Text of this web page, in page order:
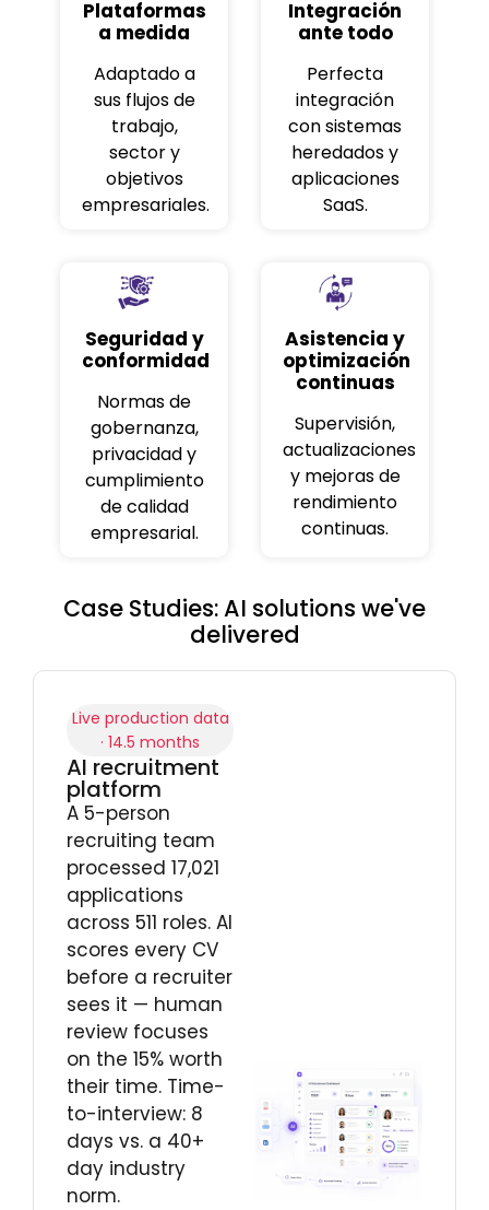
Plataformas
a medida
Adaptado a
sus flujos de
trabajo,
sector y
objetivos
empresariales.
Integración
ante todo
Perfecta
integración
con sistemas
heredados y
aplicaciones
SaaS.
Seguridad y
conformidad
Normas de
gobernanza,
privacidad y
cumplimiento
de calidad
empresarial.
Asistencia y
optimización
continuas
Supervisión,
actualizaciones
y mejoras de
rendimiento
continuas.
Case Studies: AI solutions we've
delivered
Live production data
· 14.5 months
AI recruitment
platform
A 5-person
recruiting team
processed 17,021
applications
across 511 roles. AI
scores every CV
before a recruiter
sees it — human
review focuses
on the 15% worth
their time. Time-
to-interview: 8
days vs. a 40+
day industry
norm.